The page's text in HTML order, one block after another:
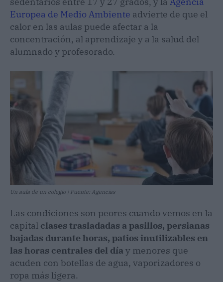
Europea de Medio Ambiente advierte de que el
calor en las aulas puede afectar a la
concentración, al aprendizaje y a la salud del
alumnado y profesorado.
Un aula de un colegio | Fuente: Agencias
Las condiciones son peores cuando vemos en la
capital clases trasladadas a pasillos, persianas
bajadas durante horas, patios inutilizables en
las horas centrales del día y menores que
acuden con botellas de agua, vaporizadores o
ropa más ligera.